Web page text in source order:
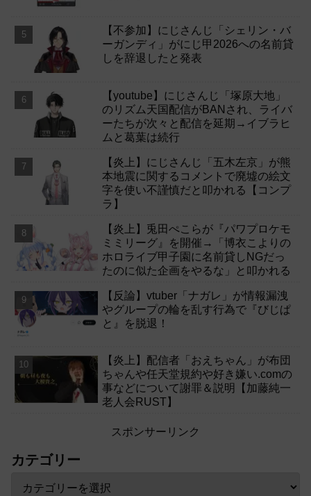
【不参加】にじさんじ「シェリン・バ
ーガンディ」がにじ甲2026への名前貸
しを辞退したと発表
【youtube】にじさんじ「塚原大地」
のリズム天国配信がBANされ、ライバ
ーたちが次々と配信を延期→イブラヒ
ムと葛葉は続行
【炎上】にじさんじ「五木左京」が熊
本地震に関するコメントで廃墟の絵文
字を使い不謹慎だと叩かれる【コンプ
ラ】
【炎上】兎田ぺこらが『パワプロケモ
ミミリーグ』を開催→「博衣こよりの
ホロライブ甲子園に名前貸しNGだっ
たのに似た企画をやるな」と叩かれる
【反論】vtuber「ナガレ」が情報漏洩
やグループの輪を乱す行為で『びじぱ
と』を脱退！
【炎上】配信者「おえちゃん」が布団
ちゃんや任天堂規約や好き嫌い.comの
事などについて謝罪＆説明【加藤純一
老人会RUST】
スポンサーリンク
カテゴリー